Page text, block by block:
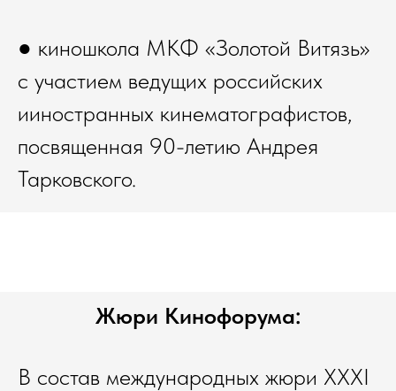
● киношкола МКФ «Золотой Витязь»
с участием ведущих российских
ииностранных кинематографистов,
посвященная 90-летию Андрея
Тарковского.
Жюри Кинофорума:
В состав международных жюри XXXI